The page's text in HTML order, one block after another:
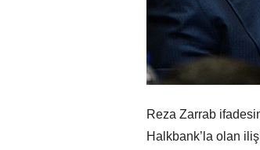
Reza Zarrab
Halkbank’la olan